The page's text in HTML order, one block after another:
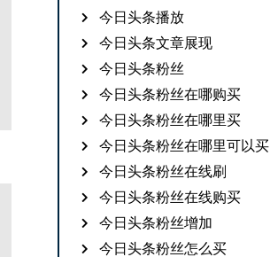
今日头条播放
今日头条文章展现
今日头条粉丝
今日头条粉丝在哪购买
今日头条粉丝在哪里买
今日头条粉丝在哪里可以买
今日头条粉丝在线刷
今日头条粉丝在线购买
今日头条粉丝增加
今日头条粉丝怎么买